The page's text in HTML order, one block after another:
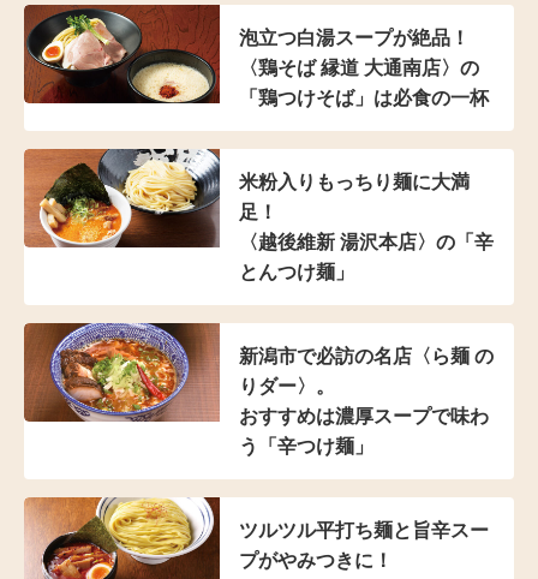
泡立つ白湯スープが絶品！
〈鶏そば 縁道 大通南店〉の
「鶏つけそば」は必食の一杯
米粉入り もっちり麺に大満
足！
〈越後維新 湯沢本店〉の 「辛
とんつけ麺」
新潟市で必訪の名店 〈ら麺 の
りダー〉。
おすすめは濃厚スープで味わ
う「辛つけ麺」
ツルツル平打ち麺と 旨辛スー
プがやみつきに！